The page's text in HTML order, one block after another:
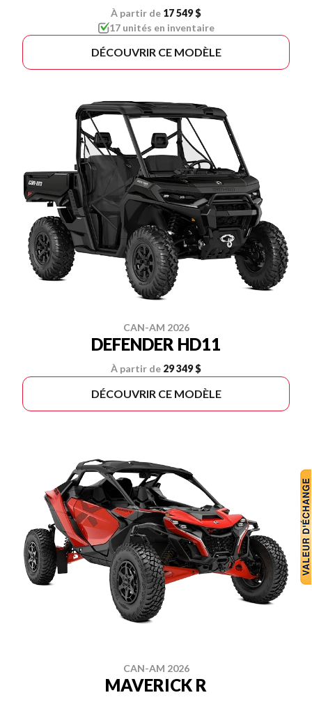
À partir de 17 549 $
17 unités en inventaire
DÉCOUVRIR CE MODÈLE
CAN-AM 2026
DEFENDER HD11
À partir de 29 349 $
DÉCOUVRIR CE MODÈLE
CAN-AM 2026
MAVERICK R